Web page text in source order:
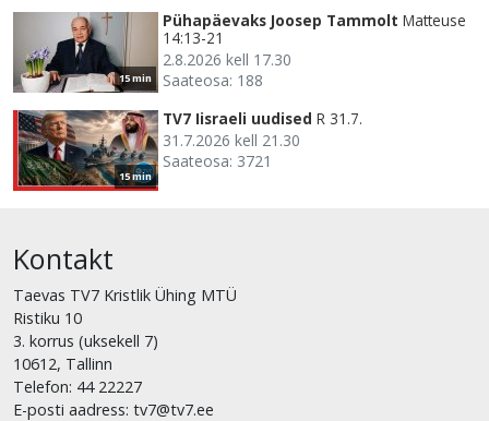
15 min
Pühapäevaks Joosep Tammolt Matteuse
14:13-21
2.8.2026 kell 17.30
Saateosa: 188
15 min
TV7 Iisraeli uudised R 31.7.
31.7.2026 kell 21.30
Saateosa: 3721
Kontakt
Taevas TV7 Kristlik Ühing MTÜ
Ristiku 10
3. korrus (uksekell 7)
10612, Tallinn
Telefon: 44 22227
E-posti aadress: tv7@tv7.ee